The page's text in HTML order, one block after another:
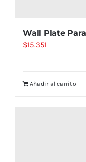
Wall Plate
$15.351
Añadir al carrito